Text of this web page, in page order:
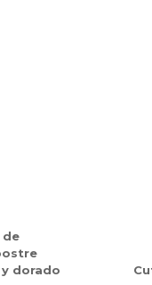
de
dorado